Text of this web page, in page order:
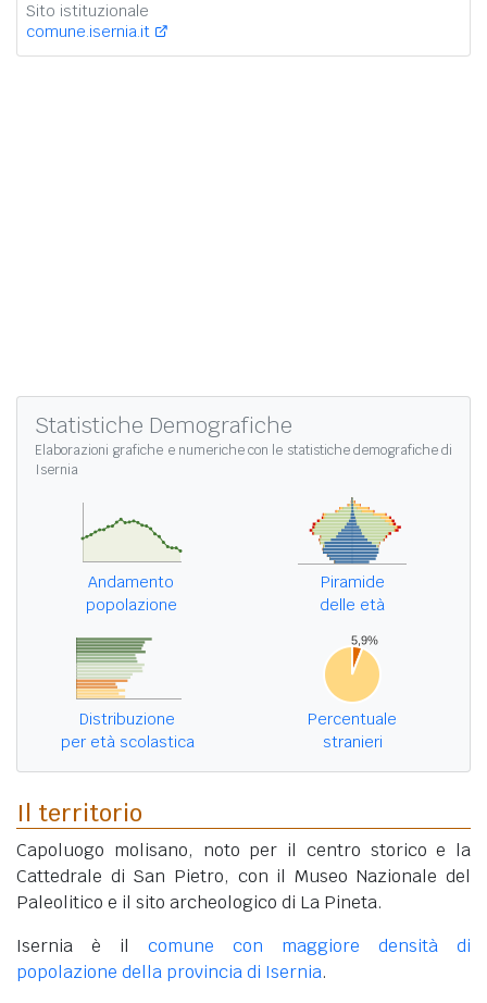
Sito istituzionale
comune.isernia.it
Statistiche Demografiche
Elaborazioni grafiche e numeriche con le statistiche demografiche di
Isernia
Andamento
popolazione
Piramide
delle età
Distribuzione
per età scolastica
Percentuale
stranieri
Il territorio
Capoluogo molisano, noto per il centro storico e la
Cattedrale di San Pietro, con il Museo Nazionale del
Paleolitico e il sito archeologico di La Pineta.
Isernia è il comune con maggiore densità di
popolazione della provincia di Isernia.